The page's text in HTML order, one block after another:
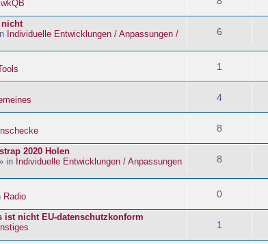
wkQB
Individuelle Entwicklungen / Anpassungen /
6
1
4
8
2020 Holen
in Individuelle Entwicklungen / Anpassungen
8
Radio 0
nicht EU-datenschutzkonform
1